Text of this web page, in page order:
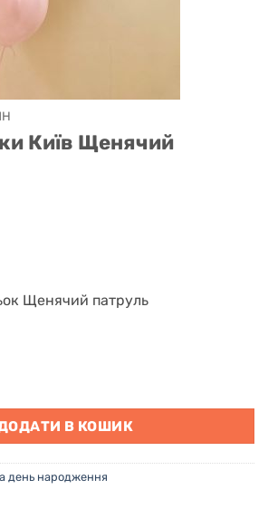
Київ Щенячий
Щенячий патруль
Щенячий патруль кількість
В КОШИК
день народження